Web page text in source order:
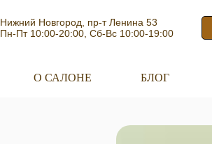
Нижний Новгород, пр-т Ленина 53
Пн-Пт 10:00-20:00, Сб-Вс 10:00-19:00
О САЛОНЕ БЛОГ